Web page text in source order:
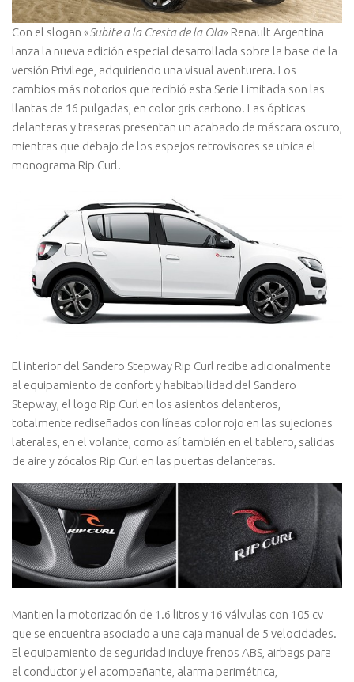
Con el slogan «Subite a la Cresta de la Ola» Renault Argentina
lanza la nueva edición especial desarrollada sobre la base de la
versión Privilege, adquiriendo una visual aventurera. Los
cambios más notorios que recibió esta Serie Limitada son las
llantas de 16 pulgadas, en color gris carbono. Las ópticas
delanteras y traseras presentan un acabado de máscara oscuro,
mientras que debajo de los espejos retrovisores se ubica el
monograma Rip Curl.
El interior del Sandero Stepway Rip Curl recibe adicionalmente
al equipamiento de confort y habitabilidad del Sandero
Stepway, el logo Rip Curl en los asientos delanteros,
totalmente rediseñados con líneas color rojo en las sujeciones
laterales, en el volante, como así también en el tablero, salidas
de aire y zócalos Rip Curl en las puertas delanteras.
Mantien la motorización de 1.6 litros y 16 válvulas con 105 cv
que se encuentra asociado a una caja manual de 5 velocidades.
El equipamiento de seguridad incluye frenos ABS, airbags para
el conductor y el acompañante, alarma perimétrica,